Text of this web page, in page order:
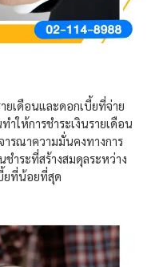
ยเดือนและดอกเบี้ยที่จ่าย
ให้การชำระเงินรายเดือน
รณาความมั่นคงทางการ
ำระที่สร้างสมดุลระหว่าง
ยที่น้อยที่สุด